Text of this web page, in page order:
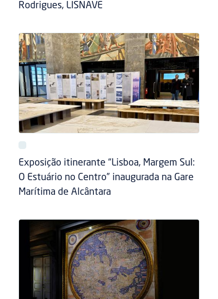
Rodrigues, LISNAVE
Exposição itinerante “Lisboa, Margem Sul:
O Estuário no Centro” inaugurada na Gare
Marítima de Alcântara